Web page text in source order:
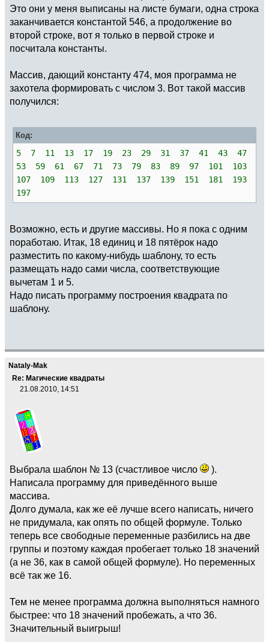
Это они у меня выписаны на листе бумаги, одна строка
заканчивается константой 546, а продолжение во
второй строке, вот я только в первой строке и
посчитала константы.
Массив, дающий константу 474, моя программа не
захотела формировать с числом 3. Вот такой массив
получился:
Код:
5 7 11 13 17 19 23 29 31 37 41 43 47
53 59 61 67 71 73 79 83 89 97 101 103
107 109 113 127 131 137 139 151 181 193
197
Возможно, есть и другие массивы. Но я пока с одним
поработаю. Итак, 18 единиц и 18 пятёрок надо
разместить по какому-нибудь шаблону, то есть
размещать надо сами числа, соответствующие
вычетам 1 и 5.
Надо писать программу построения квадрата по
шаблону.
Nataly-Mak
Re: Магические квадраты
21.08.2010, 14:51
Выбрала шаблон № 13 (счастливое число
).
Написала программу для приведённого выше
массива.
Долго думала, как же её лучше всего написать, ничего
не придумала, как опять по общей формуле. Только
теперь все свободные переменные разбились на две
группы и поэтому каждая пробегает только 18 значений
(а не 36, как в самой общей формуле). Но переменных
всё так же 16.
Тем не менее программа должна выполняться намного
быстрее: что 18 значений пробежать, а что 36.
Значительный выигрыш!